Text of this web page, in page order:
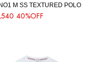
M SS TEXTURED POLO
40%OFF